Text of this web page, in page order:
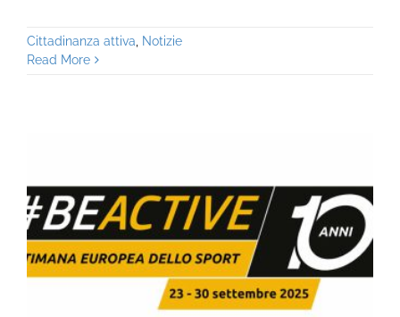
Cittadinanza attiva
Notizie
Read More